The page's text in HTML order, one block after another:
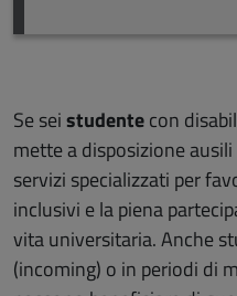
Se seistudentecon
mette a disposizione
servizi specializzati per
inclusivi e la piena
vita universitaria. Anche
(incoming) o in periodi di